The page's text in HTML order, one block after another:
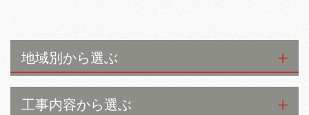
地域別から選ぶ
工事内容から選ぶ